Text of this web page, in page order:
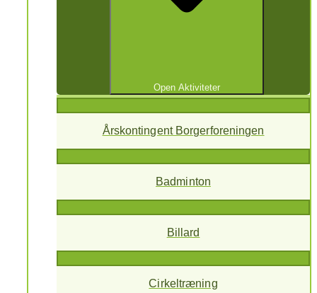
Open Aktiviteter
Årskontingent Borgerforeningen
Badminton
Billard
Cirkeltræning